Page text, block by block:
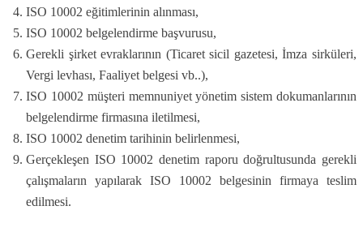
ISO 10002 eğitimlerinin alınması,
ISO 10002 belgelendirme başvurusu,
Gerekli şirket evraklarının (Ticaret sicil gazetesi, İmza sirküleri,
Vergi levhası, Faaliyet belgesi vb..),
ISO 10002 müşteri memnuniyet yönetim sistem dokumanlarının
belgelendirme firmasına iletilmesi,
ISO 10002 denetim tarihinin belirlenmesi,
Gerçekleşen ISO 10002 denetim raporu doğrultusunda gerekli
çalışmaların yapılarak ISO 10002 belgesinin firmaya teslim
edilmesi.